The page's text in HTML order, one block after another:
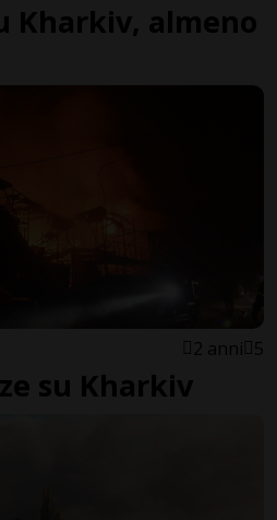
Kharkiv, almeno
2 anni 5
su Kharkiv